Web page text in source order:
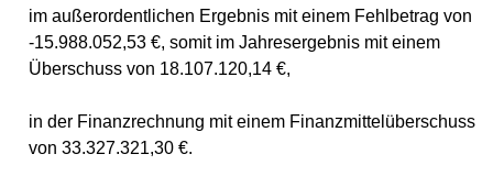
im außerordentlichen Ergebnis mit einem Fehlbetrag von
-15.988.052,53 €, somit im Jahresergebnis mit einem
Überschuss von 18.107.120,14 €,
in der Finanzrechnung mit einem Finanzmittelüberschuss
von 33.327.321,30 €.